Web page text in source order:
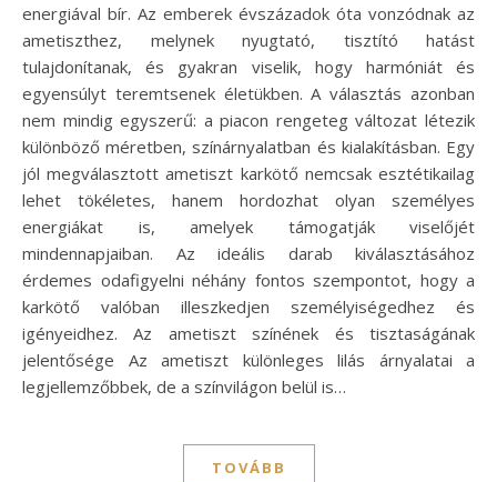
energiával bír. Az emberek évszázadok óta vonzódnak az
ametiszthez, melynek nyugtató, tisztító hatást
tulajdonítanak, és gyakran viselik, hogy harmóniát és
egyensúlyt teremtsenek életükben. A választás azonban
nem mindig egyszerű: a piacon rengeteg változat létezik
különböző méretben, színárnyalatban és kialakításban. Egy
jól megválasztott ametiszt karkötő nemcsak esztétikailag
lehet tökéletes, hanem hordozhat olyan személyes
energiákat is, amelyek támogatják viselőjét
mindennapjaiban. Az ideális darab kiválasztásához
érdemes odafigyelni néhány fontos szempontot, hogy a
karkötő valóban illeszkedjen személyiségedhez és
igényeidhez. Az ametiszt színének és tisztaságának
jelentősége Az ametiszt különleges lilás árnyalatai a
legjellemzőbbek, de a színvilágon belül is…
TOVÁBB